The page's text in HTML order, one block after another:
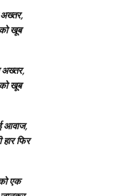
खूब
अख्तर,
खूब
आवाज,
फिर
एक